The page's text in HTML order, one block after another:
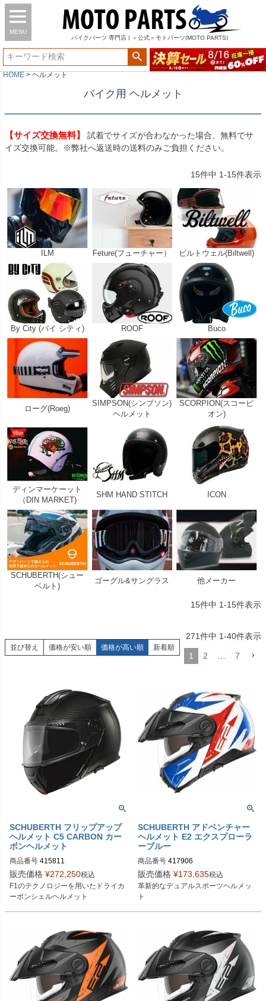
MENU
バイク パーツ 専門店 | ＜公式＞モトパーツ(MOTO PARTS)
HOME ヘルメット
バイク用 ヘルメット
【サイズ交換無料】
試着でサイズが合わなかった場合、無料でサ
イズ交換可能。※弊社へ返送時の送料のみご負担ください。
15件中 1-15件表示
ILM Feture(フューチャー） ビルトウェル(Biltwell)
By City (バイ シティ) ROOF Buco
ローグ(Roeg)
SIMPSON(シンプソン)
ヘルメット
SCORPION(スコーピ
オン)
ディンマーケーット
（DIN MARKET)
SHM HAND STITCH ICON
SCHUBERTH(シュー
ベルト)
ゴーグル&サングラス 他メーカー
15件中 1-15件表示
並び替え 価格が安い順 価格が高い順 新着順
271件中 1-40件表示
1 2 7
SCHUBERTH フリップアップ
ヘルメット C5 CARBON カー
ボンヘルメット
商品番号 415811
4158113360
4158114360
4158115360
4158117360
4158119360
販売価格 ¥272,250税込
F1のテクノロジーを用いたドライカ
ーボンシェルヘルメット
SCHUBERTH アドベンチャー
ヘルメット E2 エクスプローラ
ーブルー
商品番号 417906
販売価格 ¥173,635税込
革新的なデュアルスポーツヘルメッ
ト